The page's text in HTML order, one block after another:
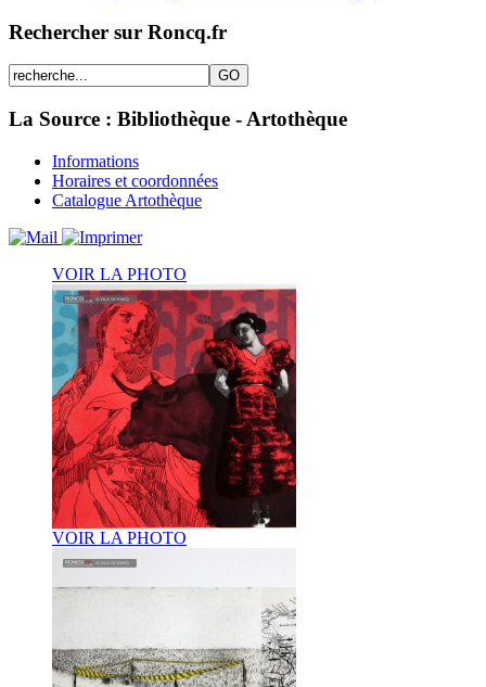
Rechercher sur Roncq.fr
La Source : Bibliothèque - Artothèque
Informations
Horaires et coordonnées
Catalogue Artothèque
VOIR LA PHOTO
VOIR LA PHOTO